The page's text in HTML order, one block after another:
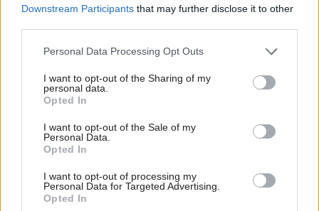
Downstream Participants that may further disclose it to other
Please note that this website/app uses one or more Google
not limited to your visit or usage behaviour. You may click to
grant or deny consent to Google and its third-party tags to
use your data for below specified purposes in below Google
consent section.
Personal Data Processing Opt Outs
I want to opt-out of the Sharing of my
personal data.
Opted In
I want to opt-out of the Sale of my
Personal Data.
Opted In
I want to opt-out of processing my
Personal Data for Targeted Advertising.
Opted In
stačil jeden prvok | Môjdom.sk
Dizajn je to nádherný, tá brezová preglejka a čisté línie vyzerajú super.
Ale vždy, keď…
Re: Toto je najväčší mýtus pri ošetrení dreva a môže vás
vyjsť draho. Ako ho ochrániť pred hnitím a škodcami?
sa zbavilo zarodkov skodcov...